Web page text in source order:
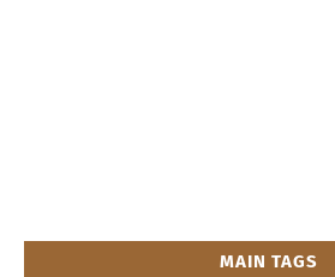
MAIN TAGS